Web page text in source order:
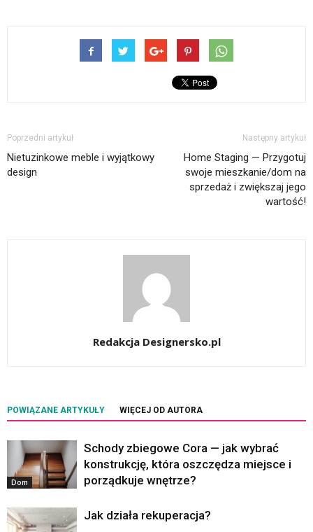
Poprzedni artykuł
Nietuzinkowe meble i wyjątkowy
design
Następny artykuł
Home Staging — Przygotuj
swoje mieszkanie/dom na
sprzedaż i zwiększaj jego
wartość!
Redakcja Designersko.pl
POWIĄZANE ARTYKUŁY WIĘCEJ OD AUTORA
Dom
Schody zbiegowe Cora — jak wybrać
konstrukcję, która oszczędza miejsce i
porządkuje wnętrze?
Jak działa rekuperacja?